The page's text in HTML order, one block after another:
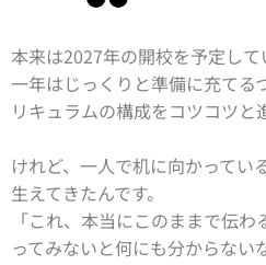
本来は2027年の開校を予定し
一年はじっくりと準備に充てる
リキュラムの構成をコツコツと
けれど、一人で机に向かってい
生えてきたんです。
「これ、本当にこのままで伝
ってみないと何にも分からない